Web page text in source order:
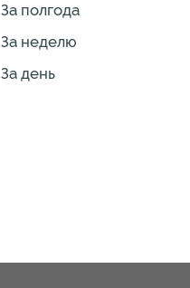
За полгода
За неделю
За день